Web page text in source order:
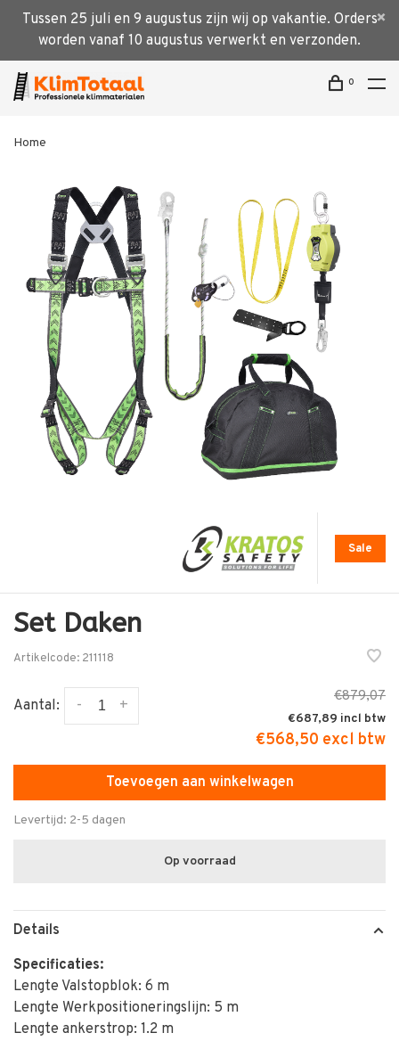
Tussen 25 juli en 9 augustus zijn wij op vakantie. Orders
worden vanaf 10 augustus verwerkt en verzonden.
0
Home
Sale
Set Daken
Artikelcode: 211118
Aantal: +
-
€879,07
€687,89
€568,50 excl btw
Toevoegen aan winkelwagen
Levertijd: 2-5 dagen
Op voorraad
Details
Specificaties:
Lengte Valstopblok: 6 m
Lengte Werkpositioneringslijn: 5 m
Lengte ankerstrop: 1.2 m